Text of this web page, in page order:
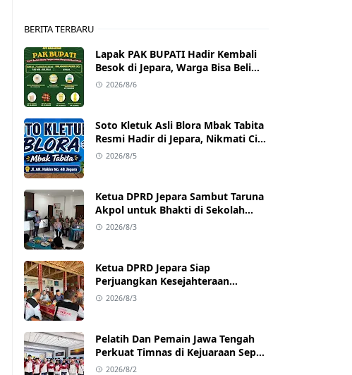
BERITA TERBARU
Lapak PAK BUPATI Hadir Kembali
Besok di Jepara, Warga Bisa Beli
Beras hingga Minyak Goreng
2026/8/6
Soto Kletuk Asli Blora Mbak Tabita
Resmi Hadir di Jepara, Nikmati Cita
Rasa Autentik Mulai Rp10 Ribu
2026/8/5
Ketua DPRD Jepara Sambut Taruna
Akpol untuk Bhakti di Sekolah
Rakyat Jepara
2026/8/3
Ketua DPRD Jepara Siap
Perjuangkan Kesejahteraan
Satlinmas Jepara
2026/8/3
Pelatih Dan Pemain Jawa Tengah
Perkuat Timnas di Kejuaraan Sepak
takraw Internasional
2026/8/2